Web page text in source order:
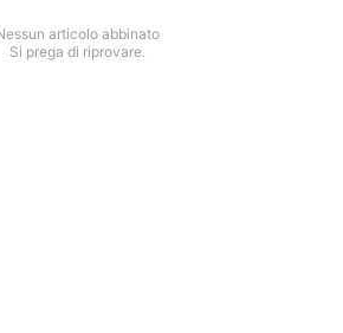
articolo abbinato
Si prega di riprovare.